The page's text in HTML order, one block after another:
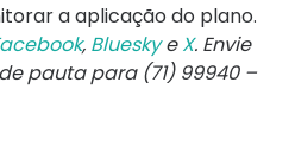
a aplicação do plano.
, BlueskyeX. Envie
pauta para (71) 99940 –